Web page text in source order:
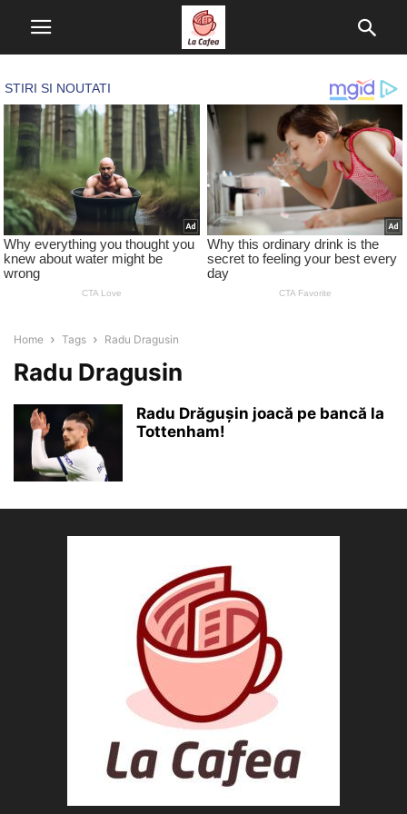
Home Tags Radu Dragusin
Radu Dragusin
Radu Drăgușin joacă pe bancă la
Tottenham!